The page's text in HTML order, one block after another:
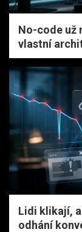
No-code už
vlastní
Lidi klikají,
odhání